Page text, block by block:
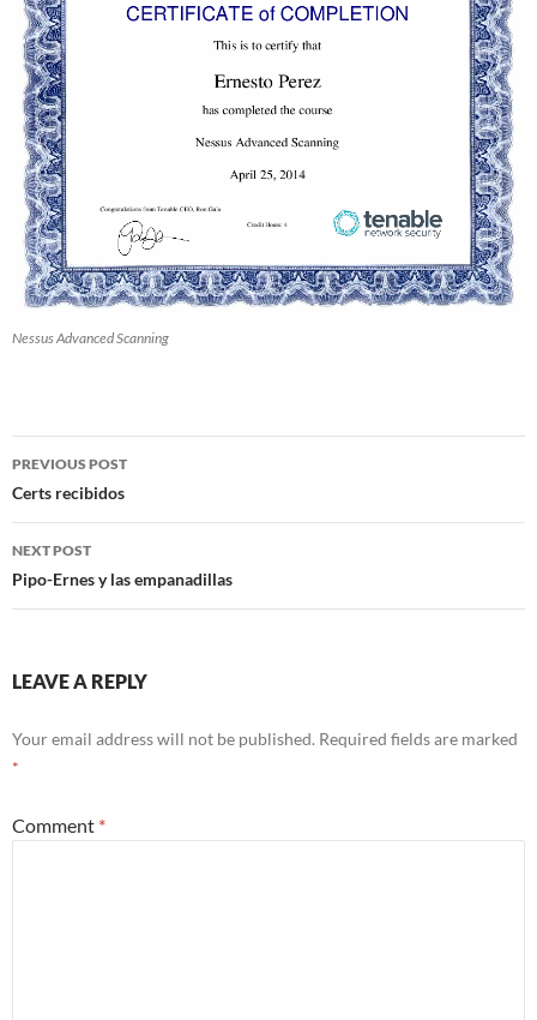
Nessus Advanced Scanning
Post
navigation
PREVIOUS POST
Certs recibidos
NEXT POST
Pipo-Ernes y las empanadillas
LEAVE A REPLY
Your email address will not be published. Required fields are marked
*
Comment *